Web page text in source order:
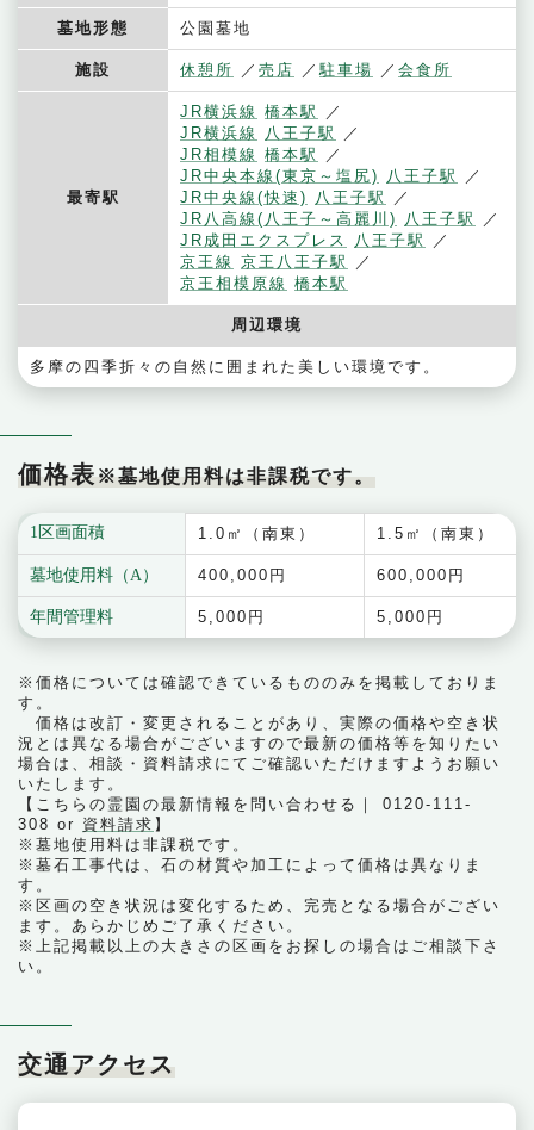
墓地形態 公園墓地
施設 休憩所 売店 駐車場 会食所
最寄駅
JR横浜線 橋本駅
JR横浜線
八王子駅
JR相模線 橋本駅
JR中央本線(東京～塩尻) 八王子駅
JR中央線(快速) 八王子駅
JR八高線(八王子～高麗川) 八王子駅
JR成田エクスプレス
八王子駅
京王線 京王八王子駅
京王相模原線 橋本駅
周辺環境
多摩の四季折々の自然に囲まれた美しい環境です。
価格表※墓地使用料は非課税です。
1区画面積
墓地使用料（A）
年間管理料
1.0㎡（南東）
400,000円
5,000円
1.5㎡（南東）
600,000円
5,000円
※価格については確認できているもののみを掲載しておりま
す。
価格は改訂・変更されることがあり、実際の価格や空き状
況とは異なる場合がございますので最新の価格等を知りたい
場合は、相談・資料請求にてご確認いただけますようお願い
いたします。
【こちらの霊園の最新情報を問い合わせる｜ 0120-111-
308 or 資料請求 】
※墓地使用料は非課税です。
※墓石工事代は、石の材質や加工によって価格は異なりま
す。
※区画の空き状況は変化するため、完売となる場合がござい
ます。あらかじめご了承ください。
※上記掲載以上の大きさの区画をお探しの場合はご相談下さ
い。
交通アクセス